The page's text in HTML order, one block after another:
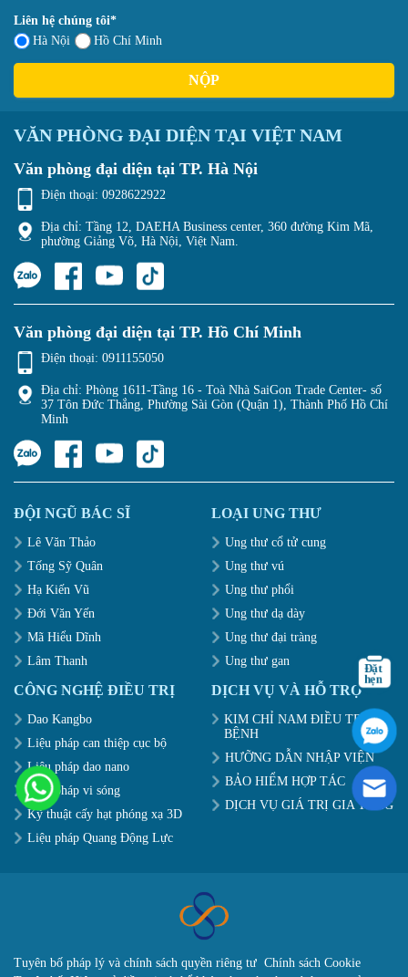
Liên hệ chúng tôi*
Hà Nội
Hồ Chí Minh
NỘP
VĂN PHÒNG ĐẠI DIỆN TẠI VIỆT NAM
Văn phòng đại diện tại TP. Hà Nội
Điện thoại: 0928622922
Địa chỉ: Tầng 12, DAEHA Business center, 360 đường Kim Mã,
phường Giảng Võ, Hà Nội, Việt Nam.
Văn phòng đại diện tại TP. Hồ Chí Minh
Điện thoại: 0911155050
Địa chỉ: Phòng 1611-Tầng 16 - Toà Nhà SaiGon Trade Center- số
37 Tôn Đức Thắng, Phường Sài Gòn (Quận 1), Thành Phố Hồ Chí
Minh
ĐỘI NGŨ BÁC SĨ
Lê Văn Thảo
Tống Sỹ Quân
Hạ Kiến Vũ
Đới Văn Yến
Mã Hiểu Dĩnh
Lâm Thanh
LOẠI UNG THƯ
Ung thư cổ tử cung
Ung thư vú
Ung thư phổi
Ung thư dạ dày
Ung thư đại tràng
Ung thư gan
CÔNG NGHỆ ĐIỀU TRỊ
Dao Kangbo
Liệu pháp can thiệp cục bộ
Liệu pháp dao nano
Liệu pháp vi sóng
Kỹ thuật cấy hạt phóng xạ 3D
Liệu pháp Quang Động Lực
DỊCH VỤ VÀ HỖ TRỢ
KIM CHỈ NAM ĐIỀU TRỊ
BỆNH
HƯỠNG DẪN NHẬP VIỆN
BẢO HIỂM HỢP TÁC
DỊCH VỤ GIÁ TRỊ GIA TĂNG
Tuyên bố pháp lý và chính sách quyền riêng tư Chính sách Cookie